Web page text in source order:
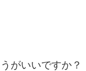
がいいですか？